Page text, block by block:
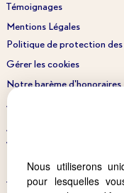
Témoignages
Mentions Légales
Politique de protection des
Gérer les cookies
Notre barème d'honoraires
Accès Propriétaire
Acheter
Vendre
Estimer
Trouver un conseiller
Nous utiliserons
pour lesquelles